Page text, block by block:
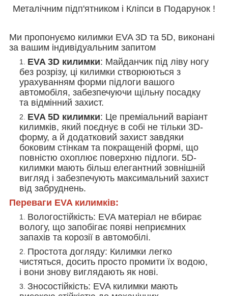
Металічним підп'ятником і Кліпси в Подарунок !
Ми пропонуємо килимки EVA 3D та 5D, виконані
за вашим індивідуальним запитом
EVA 3D килимки: Майданчик під ліву ногу
без розрізу, ці килимки створюються з
урахуванням форми підлоги вашого
автомобіля, забезпечуючи щільну посадку
та відмінний захист.
EVA 5D килимки: Це преміальний варіант
килимків, який поєднує в собі не тільки 3D-
форму, а й додатковий захист завдяки
боковим стінкам та покращеній формі, що
повністю охоплює поверхню підлоги. 5D-
килимки мають більш елегантний зовнішній
вигляд і забезпечують максимальний захист
від забруднень.
Переваги EVA килимків:
Вологостійкість: EVA матеріал не вбирає
вологу, що запобігає появі неприємних
запахів та корозії в автомобілі.
Простота догляду: Килимки легко
чистяться, досить просто промити їх водою,
і вони знову виглядають як нові.
Зносостійкість: EVA килимки мають